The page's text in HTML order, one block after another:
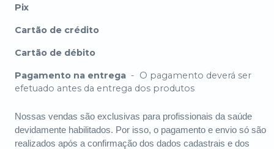
Pix
Cartão de crédito
Cartão de débito
Pagamento na entrega - O pagamento deverá ser
efetuado antes da entrega dos produtos
Nossas vendas são exclusivas para profissionais da saúde
devidamente habilitados. Por isso, o pagamento e envio só são
realizados após a confirmação dos dados cadastrais e dos